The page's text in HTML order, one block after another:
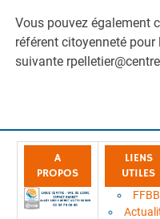
Vous pouvez également
référent citoyenneté pour
suivante
A
PROPOS
LIENS
UTILES
FFBB